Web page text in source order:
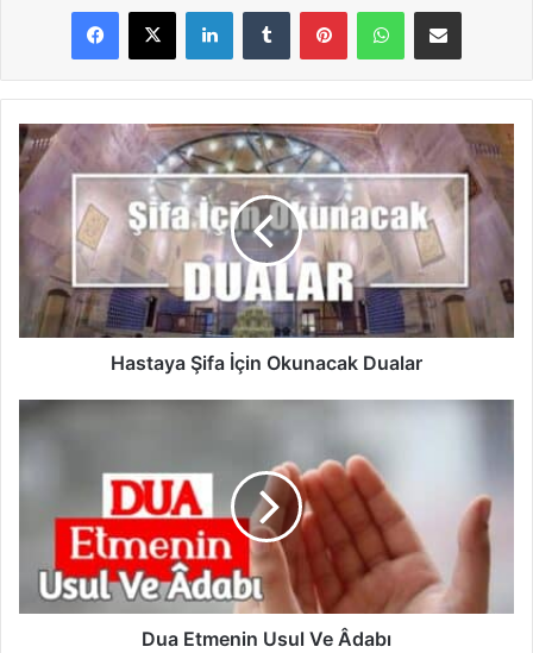
LinkedInTumblr PinterestWhatsAppE-Posta ile paylaş
Hastaya
Şifa
İçin
Okunacak
Dualar
Hastaya Şifa İçin Okunacak Dualar
Dua Etmenin Usul Ve Âdabı